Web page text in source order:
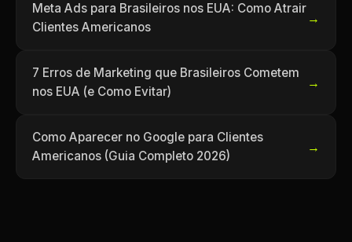
Meta Ads para Brasileiros nos EUA: Como Atrair
Clientes Americanos
→
7 Erros de Marketing que Brasileiros Cometem
nos EUA (e Como Evitar)
→
Como Aparecer no Google para Clientes
Americanos (Guia Completo 2026)
→